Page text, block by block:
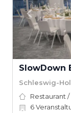
SlowDown
Schleswig-
Restaurant /
6